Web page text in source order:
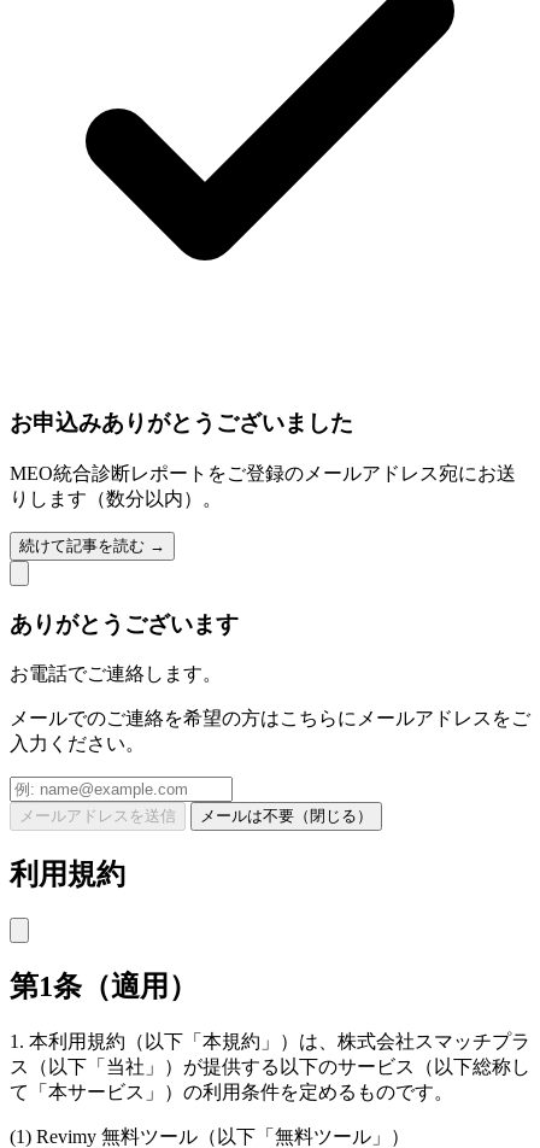
お申込みありがとうございました
MEO統合診断レポートをご登録のメールアドレス宛にお送
りします（数分以内）。
続けて記事を読む →
ありがとうございます
お電話でご連絡します。
メールでのご連絡を希望の方はこちらにメールアドレスをご
入力ください。
メールアドレスを送信 メールは不要（閉じる）
利用規約
第1条（適用）
1. 本利用規約（以下「本規約」）は、株式会社スマッチプラ
ス（以下「当社」）が提供する以下のサービス（以下総称し
て「本サービス」）の利用条件を定めるものです。
(1) Revimy 無料ツール（以下「無料ツール」）